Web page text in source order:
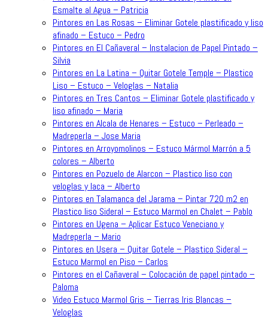
Esmalte al Agua – Patricia
Pintores en Las Rosas – Eliminar Gotele plastificado y liso
afinado – Estuco – Pedro
Pintores en El Cañaveral – Instalacion de Papel Pintado –
Silvia
Pintores en La Latina – Quitar Gotele Temple – Plastico
Liso – Estuco – Veloglas – Natalia
Pintores en Tres Cantos – Eliminar Gotele plastificado y
liso afinado – Maria
Pintores en Alcala de Henares – Estuco – Perleado –
Madreperla – Jose Maria
Pintores en Arroyomolinos – Estuco Mármol Marrón a 5
colores – Alberto
Pintores en Pozuelo de Alarcon – Plastico liso con
veloglas y laca – Alberto
Pintores en Talamanca del Jarama – Pintar 720 m2 en
Plastico liso Sideral – Estuco Marmol en Chalet – Pablo
Pintores en Ugena – Aplicar Estuco Veneciano y
Madreperla – Mario
Pintores en Usera – Quitar Gotele – Plastico Sideral –
Estuco Marmol en Piso – Carlos
Pintores en el Cañaveral – Colocación de papel pintado –
Paloma
Video Estuco Marmol Gris – Tierras Iris Blancas –
Veloglas